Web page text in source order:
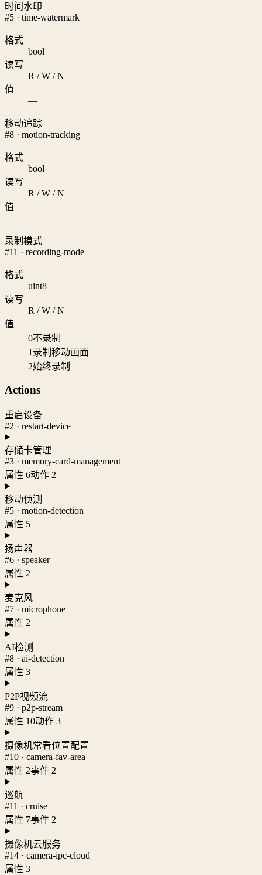
时间水印
#5 · time-watermark
格式
bool
读写
R / W / N
值
—
移动追踪
#8 · motion-tracking
格式
bool
读写
R / W / N
值
—
录制模式
#11 · recording-mode
格式
uint8
读写
R / W / N
值
0不录制
1 录制移动画面
2始终录制
Actions
重启设备
#2 · restart-device
存储卡管理
#3 · memory-card-management
属性 6动作 2
移动侦测
#5 · motion-detection
属性 5
扬声器
#6 · speaker
属性 2
麦克风
#7 · microphone
属性 2
AI检测
#8 · ai-detection
属性 3
P2P视频流
#9 · p2p-stream
属性 10动作 3
摄像机常看位置配置
#10 · camera-fav-area
属性 2事件 2
巡航
#11 · cruise
属性 7事件 2
摄像机云服务
#14 · camera-ipc-cloud
属性 3